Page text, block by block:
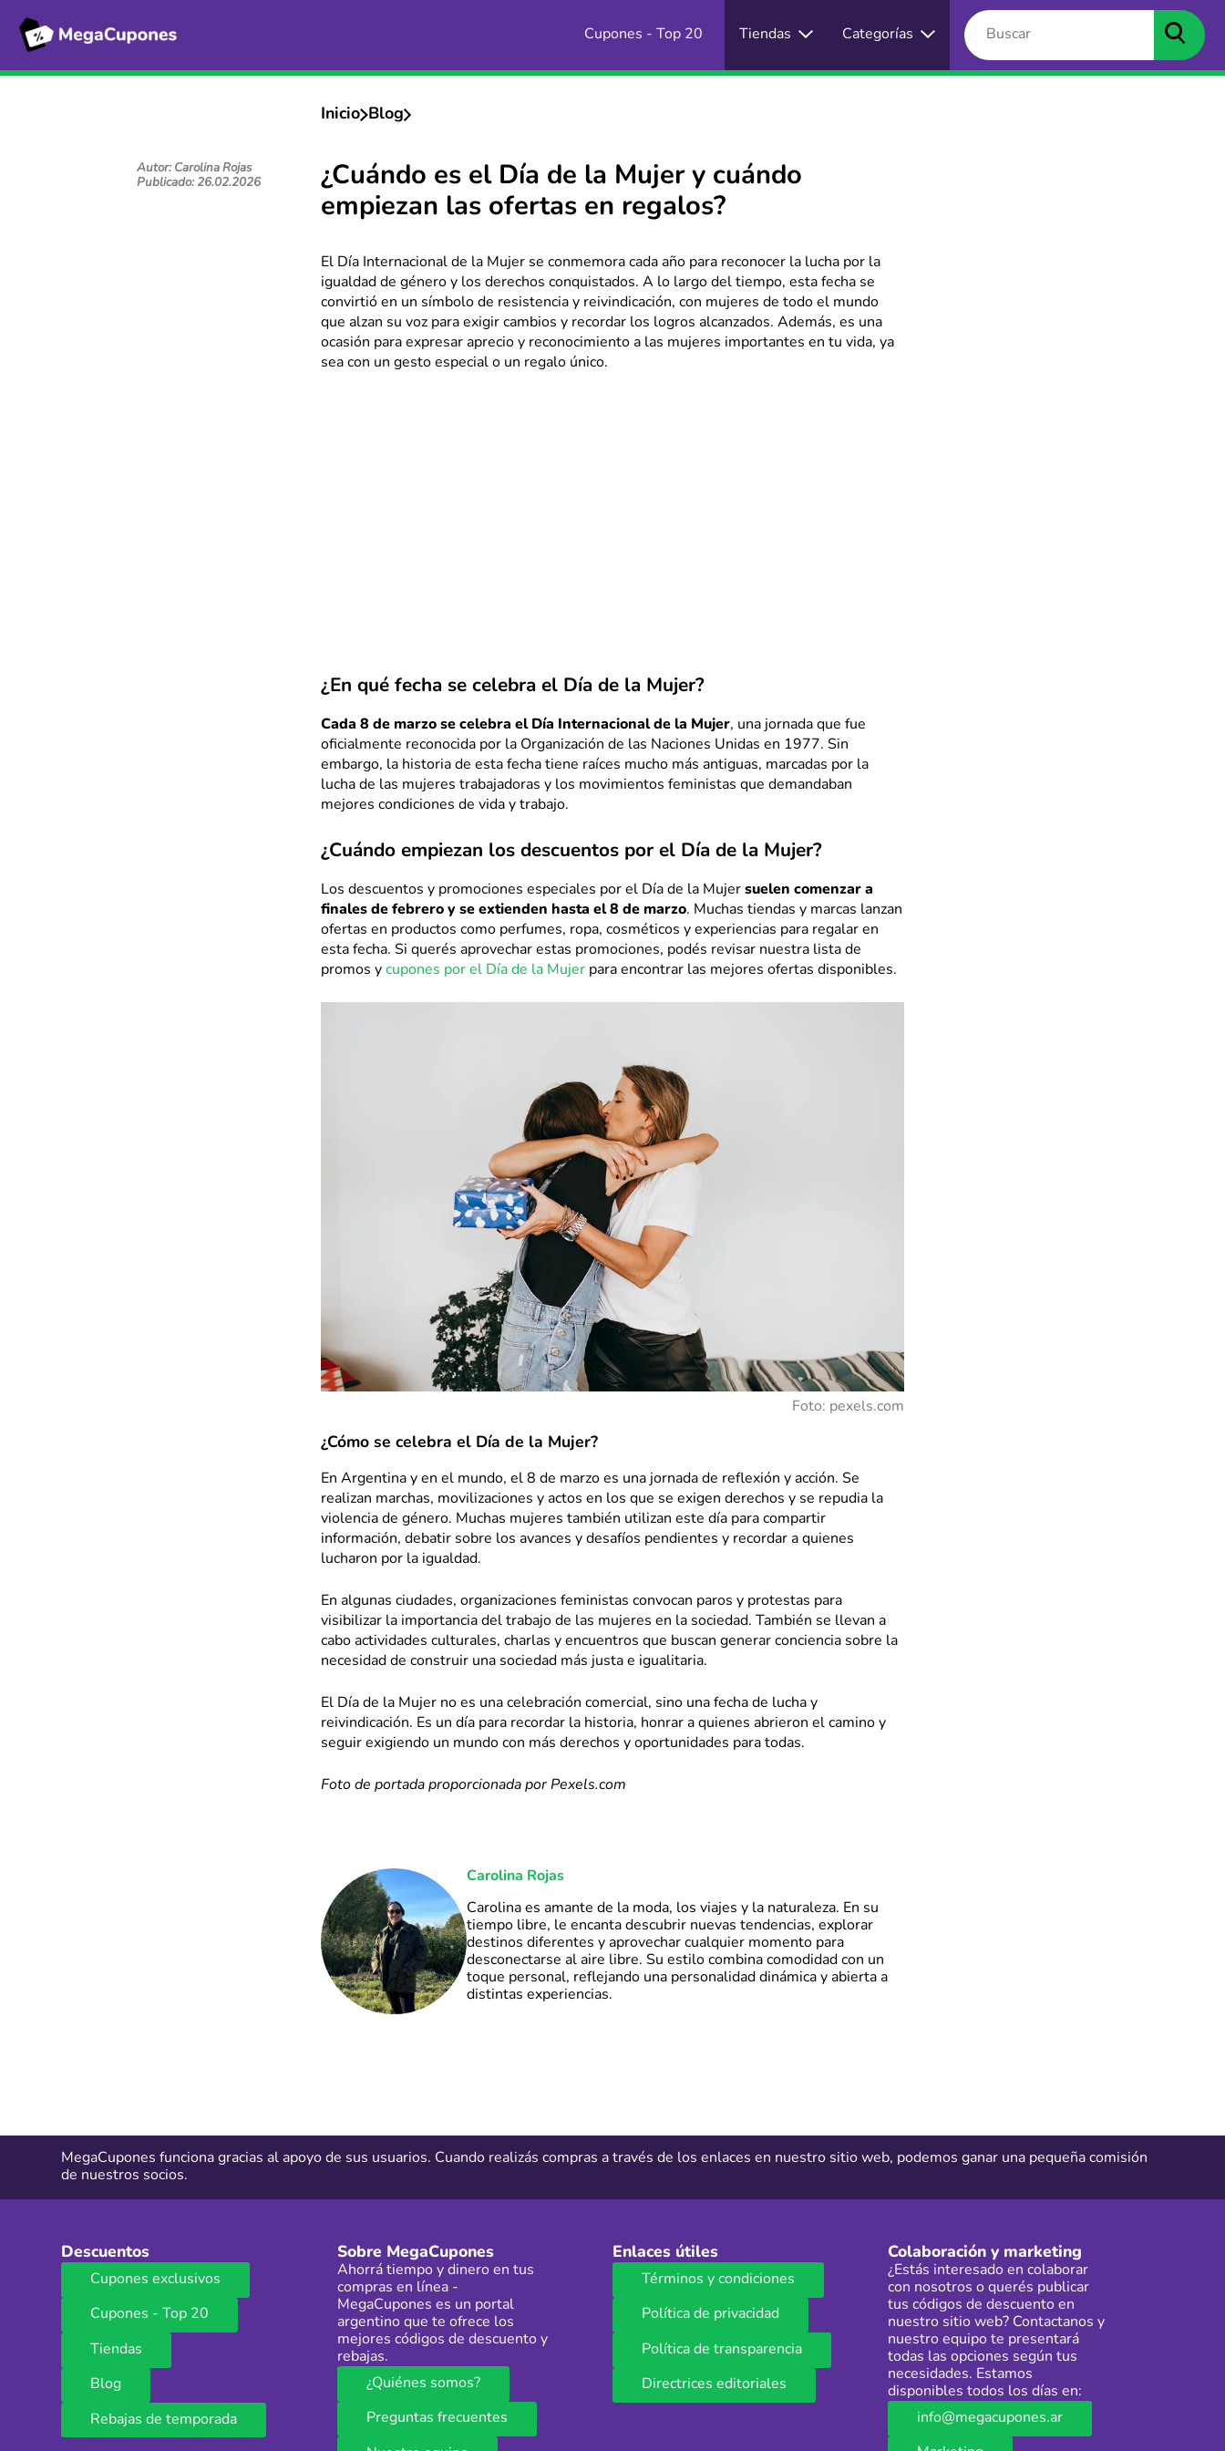
Cupones - Top 20 Tiendas Categorías
Inicio Blog
Autor: Carolina Rojas
Publicado: 26.02.2026
¿Cuándo es el Día de la Mujer y cuándo
empiezan las ofertas en regalos?
El Día Internacional de la Mujer se conmemora cada año para reconocer la lucha por la
igualdad de género y los derechos conquistados. A lo largo del tiempo, esta fecha se
convirtió en un símbolo de resistencia y reivindicación, con mujeres de todo el mundo
que alzan su voz para exigir cambios y recordar los logros alcanzados. Además, es una
ocasión para expresar aprecio y reconocimiento a las mujeres importantes en tu vida, ya
sea con un gesto especial o un regalo único.
¿En qué fecha se celebra el Día de la Mujer?
Cada 8 de marzo se celebra el Día Internacional de la Mujer, una jornada que fue
oficialmente reconocida por la Organización de las Naciones Unidas en 1977. Sin
embargo, la historia de esta fecha tiene raíces mucho más antiguas, marcadas por la
lucha de las mujeres trabajadoras y los movimientos feministas que demandaban
mejores condiciones de vida y trabajo.
¿Cuándo empiezan los descuentos por el Día de la Mujer?
Los descuentos y promociones especiales por el Día de la Mujer suelen comenzar a
finales de febrero y se extienden hasta el 8 de marzo. Muchas tiendas y marcas lanzan
ofertas en productos como perfumes, ropa, cosméticos y experiencias para regalar en
esta fecha. Si querés aprovechar estas promociones, podés revisar nuestra lista de
promos y cupones por el Día de la Mujer para encontrar las mejores ofertas disponibles.
Foto: pexels.com
¿Cómo se celebra el Día de la Mujer?
En Argentina y en el mundo, el 8 de marzo es una jornada de reflexión y acción. Se
realizan marchas, movilizaciones y actos en los que se exigen derechos y se repudia la
violencia de género. Muchas mujeres también utilizan este día para compartir
información, debatir sobre los avances y desafíos pendientes y recordar a quienes
lucharon por la igualdad.
En algunas ciudades, organizaciones feministas convocan paros y protestas para
visibilizar la importancia del trabajo de las mujeres en la sociedad. También se llevan a
cabo actividades culturales, charlas y encuentros que buscan generar conciencia sobre la
necesidad de construir una sociedad más justa e igualitaria.
El Día de la Mujer no es una celebración comercial, sino una fecha de lucha y
reivindicación. Es un día para recordar la historia, honrar a quienes abrieron el camino y
seguir exigiendo un mundo con más derechos y oportunidades para todas.
Foto de portada proporcionada por Pexels.com
Carolina Rojas
Carolina es amante de la moda, los viajes y la naturaleza. En su
tiempo libre, le encanta descubrir nuevas tendencias, explorar
destinos diferentes y aprovechar cualquier momento para
desconectarse al aire libre. Su estilo combina comodidad con un
toque personal, reflejando una personalidad dinámica y abierta a
distintas experiencias.
MegaCupones funciona gracias al apoyo de sus usuarios. Cuando realizás compras a través de los enlaces en nuestro sitio web, podemos ganar una pequeña comisión
de nuestros socios.
Descuentos
Cupones exclusivos
Cupones - Top 20
Tiendas
Blog
Rebajas de temporada
Sobre MegaCupones
Ahorrá tiempo y dinero en tus
compras en línea -
MegaCupones es un portal
argentino que te ofrece los
mejores códigos de descuento y
rebajas.
¿Quiénes somos?
Preguntas frecuentes
Enlaces útiles
Términos y condiciones
Política de privacidad
Política de transparencia
Directrices editoriales
Colaboración y marketing
¿Estás interesado en colaborar
con nosotros o querés publicar
tus códigos de descuento en
nuestro sitio web? Contactanos y
nuestro equipo te presentará
todas las opciones según tus
necesidades. Estamos
disponibles todos los días en:
info@megacupones.ar